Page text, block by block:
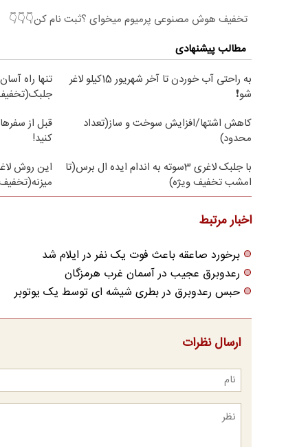
تخفیف هوش مصنوعی پرمیوم میخوای ؟ثبت نام کن👇👇👇
مطالب پیشنهادی
به راحتی آب خوردن تا آخر شهریور 15کیلو لاغر
شو❗
تنها راه
کاهش اشتها/افزایش سوخت و ساز(تعداد
محدود)
قبل از
کنید!
با جلبک لاغری 3سوته به اندام ایده ال برس(تا
امشب تخفیف ویژه)
این روش
اخبار مرتبط
برخورد صاعقه باعث فوت یک نفر در ایلام شد
رعدوبرق عجیب در آسمان غرب هرمزگان
حبس رعدوبرق در بطری شیشه ای توسط یک یوتوبر
ارسال نظرات